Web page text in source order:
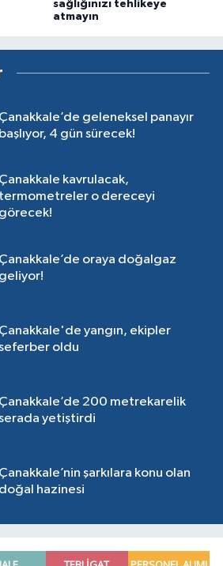
sağlığınızı tehlikeye
atmayın
Çanakkale’de geleneksel panayır
başlıyor, 4 gün sürecek!
Çanakkale kavrulacak,
termometreler o dereceyi
görecek!
Çanakkale’de oraya doğalgaz
geliyor!
Çanakkale'de yangın, ekipler
oldu
Çanakkale’de 200 metrekarelik
yetiştirdi
Çanakkale’nin şarkılara konu olan
doğal hazinesi